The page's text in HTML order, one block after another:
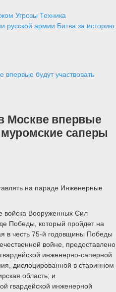
Угрозы Техника
русской армии Битва за историю
будут участвовать
Москве впервые
муромские саперы
на параде Инженерные
войска Вооруженных Сил
Победы, который пройдет на
в честь 75-й годовщины Победы
войне, предоставлено
инженерно-саперной
дислоцированной в старинном
область; и
гвардейской инженерной